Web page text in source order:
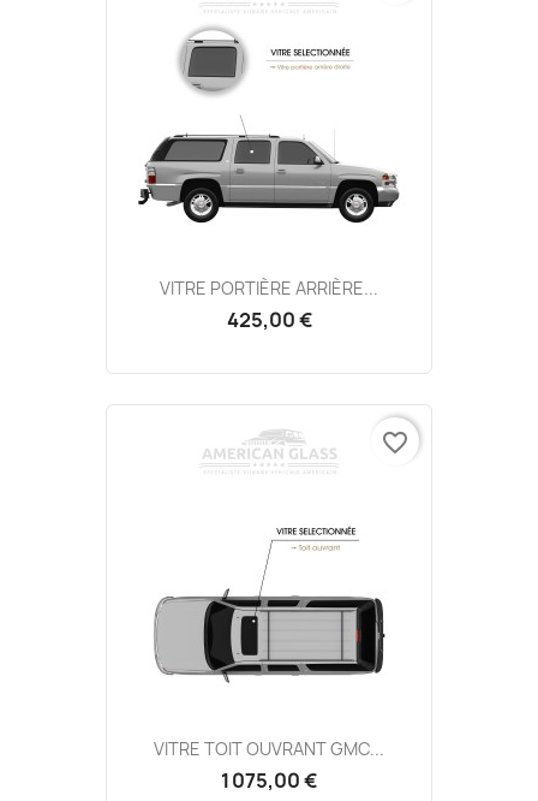
VITRE PORTIÈRE ARRIÈRE...
425,00 €
VITRE TOIT OUVRANT GMC...
1 075,00 €
favorite_border